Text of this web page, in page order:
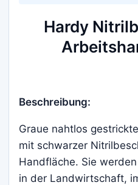
Hardy
Beschreibung:
Graue nahtlos
mit schwarzer
Handfläche. Sie
in der Landwirtschaft,